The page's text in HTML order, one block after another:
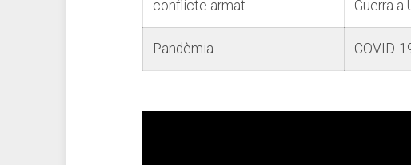
conflicte armat Guerra ‍a
Pandèmia COVID-